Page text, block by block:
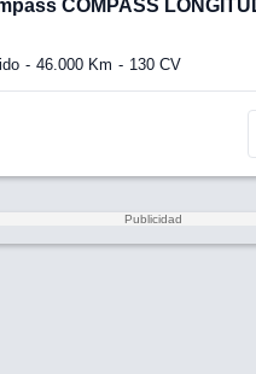
COMPASS
46.000 Km 130 CV